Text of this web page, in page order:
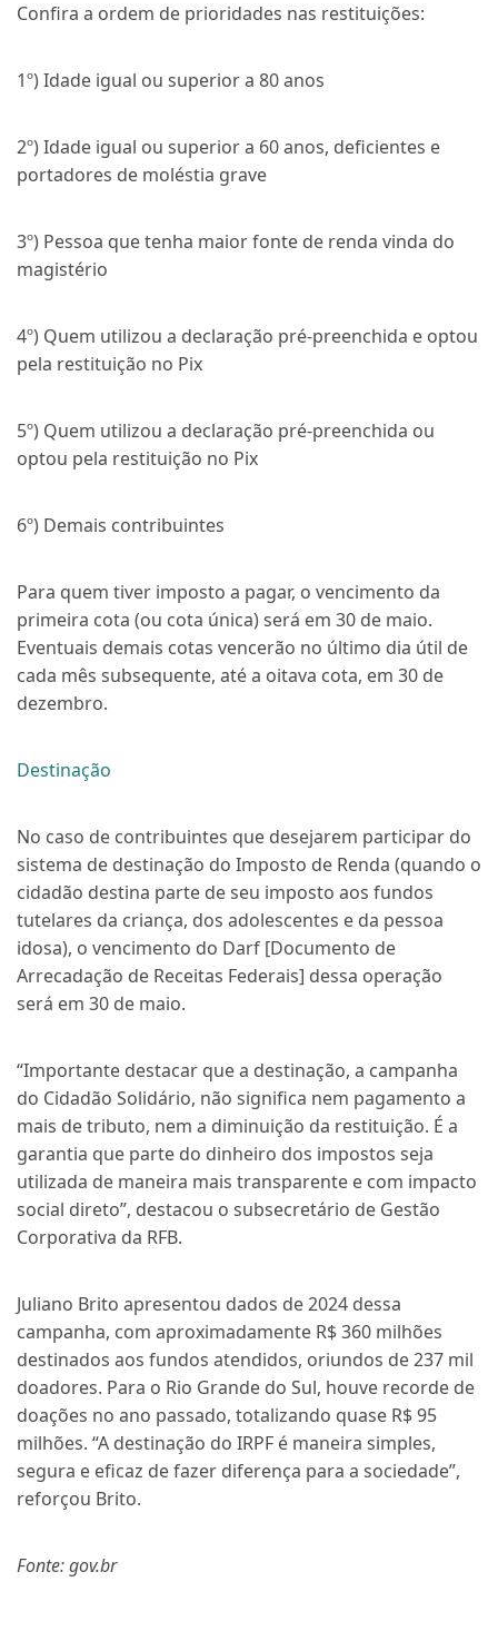
Confira a ordem de prioridades nas restituições:
1º) Idade igual ou superior a 80 anos
2º) Idade igual ou superior a 60 anos, deficientes e
portadores de moléstia grave
3º) Pessoa que tenha maior fonte de renda vinda do
magistério
4º) Quem utilizou a declaração pré-preenchida e optou
pela restituição no Pix
5º) Quem utilizou a declaração pré-preenchida ou
optou pela restituição no Pix
6º) Demais contribuintes
Para quem tiver imposto a pagar, o vencimento da
primeira cota (ou cota única) será em 30 de maio.
Eventuais demais cotas vencerão no último dia útil de
cada mês subsequente, até a oitava cota, em 30 de
dezembro.
Destinação
No caso de contribuintes que desejarem participar do
sistema de destinação do Imposto de Renda (quando o
cidadão destina parte de seu imposto aos fundos
tutelares da criança, dos adolescentes e da pessoa
idosa), o vencimento do Darf [Documento de
Arrecadação de Receitas Federais] dessa operação
será em 30 de maio.
“Importante destacar que a destinação, a campanha
do Cidadão Solidário, não significa nem pagamento a
mais de tributo, nem a diminuição da restituição. É a
garantia que parte do dinheiro dos impostos seja
utilizada de maneira mais transparente e com impacto
social direto”, destacou o subsecretário de Gestão
Corporativa da RFB.
Juliano Brito apresentou dados de 2024 dessa
campanha, com aproximadamente R$ 360 milhões
destinados aos fundos atendidos, oriundos de 237 mil
doadores. Para o Rio Grande do Sul, houve recorde de
doações no ano passado, totalizando quase R$ 95
milhões. “A destinação do IRPF é maneira simples,
segura e eficaz de fazer diferença para a sociedade”,
reforçou Brito.
Fonte: gov.br